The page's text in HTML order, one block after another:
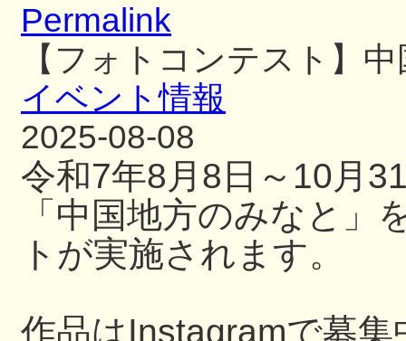
Permalink
【フォトコンテスト】
イベント情報
2025-08-08
令和7年8月8日～10月
「中国地方のみなと
トが実施されます。
作品はInstagramで募集